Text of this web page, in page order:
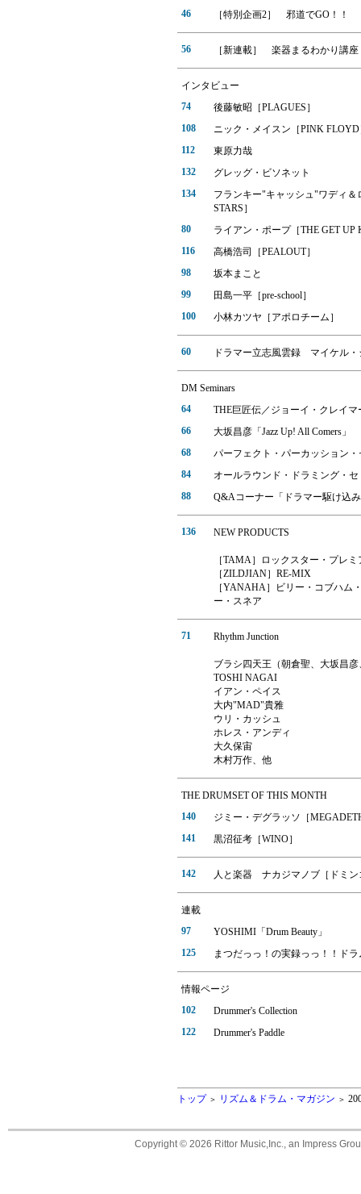
46 ［特別企画2］ 邪道でGO！！
56 ［新連載］ 楽器まるわかり講
インタビュー
74
後藤敏昭［PLAGUES］
108
ニック・メイスン［PINK
112
東原力哉
132
グレッグ・ビソネット
134
フランキー"キャッシュ"ワディ＆
STARS］
80
ライアン・ポープ［THE GET UP
116
高橋浩司［PEALOUT］
98
坂本まこと
99
田島一平［pre-school］
100
小林カツヤ［アポロチーム］
60 ドラマー立志風雲録 マイケル・
DM Seminars
64
THE巨匠伝／ジョーイ・クレイマ
66
大坂昌彦「Jazz Up! All Comers」
68
パーフェクト・パーカッション
84
オールラウンド・ドラミング・セ
88
Q&Aコーナー「ドラマー駆け込
136 NEW PRODUCTS
［TAMA］ロックスター・プレミ
［ZILDJIAN］RE-MIX
［YANAHA］ビリー・コブハム
ー・スネア
71 Rhythm Junction
ブラシ四天王（朝倉聖、大坂昌
TOSHI NAGAI
イアン・ペイス
大内"MAD"貴雅
ウリ・カッシュ
ホレス・アンディ
大久保宙
木村万作、他
THE DRUMSET OF THIS MONTH
140
ジミー・デグラッソ［
141
黒沼征考［WINO］
142 人と楽器 ナカジマノブ［ドミン
連載
97
YOSHIMI「Drum Beauty」
125
まつだっっ！の実録っっ！！ド
情報ページ
102
Drummer's Collection
122
Drummer's Paddle
トップ ＞ リズム＆ドラム・マガジン ＞
Copyright © 2026 Rittor Music,Inc., an Impress